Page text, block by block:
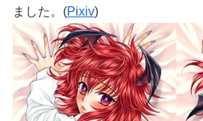
ました。(Pixiv)